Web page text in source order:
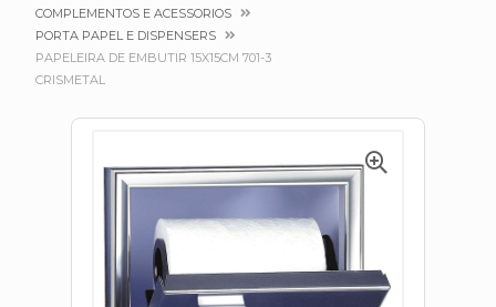
COMPLEMENTOS E ACESSORIOS
PORTA PAPEL E DISPENSERS
PAPELEIRA DE EMBUTIR 15X15CM 701-3
CRISMETAL